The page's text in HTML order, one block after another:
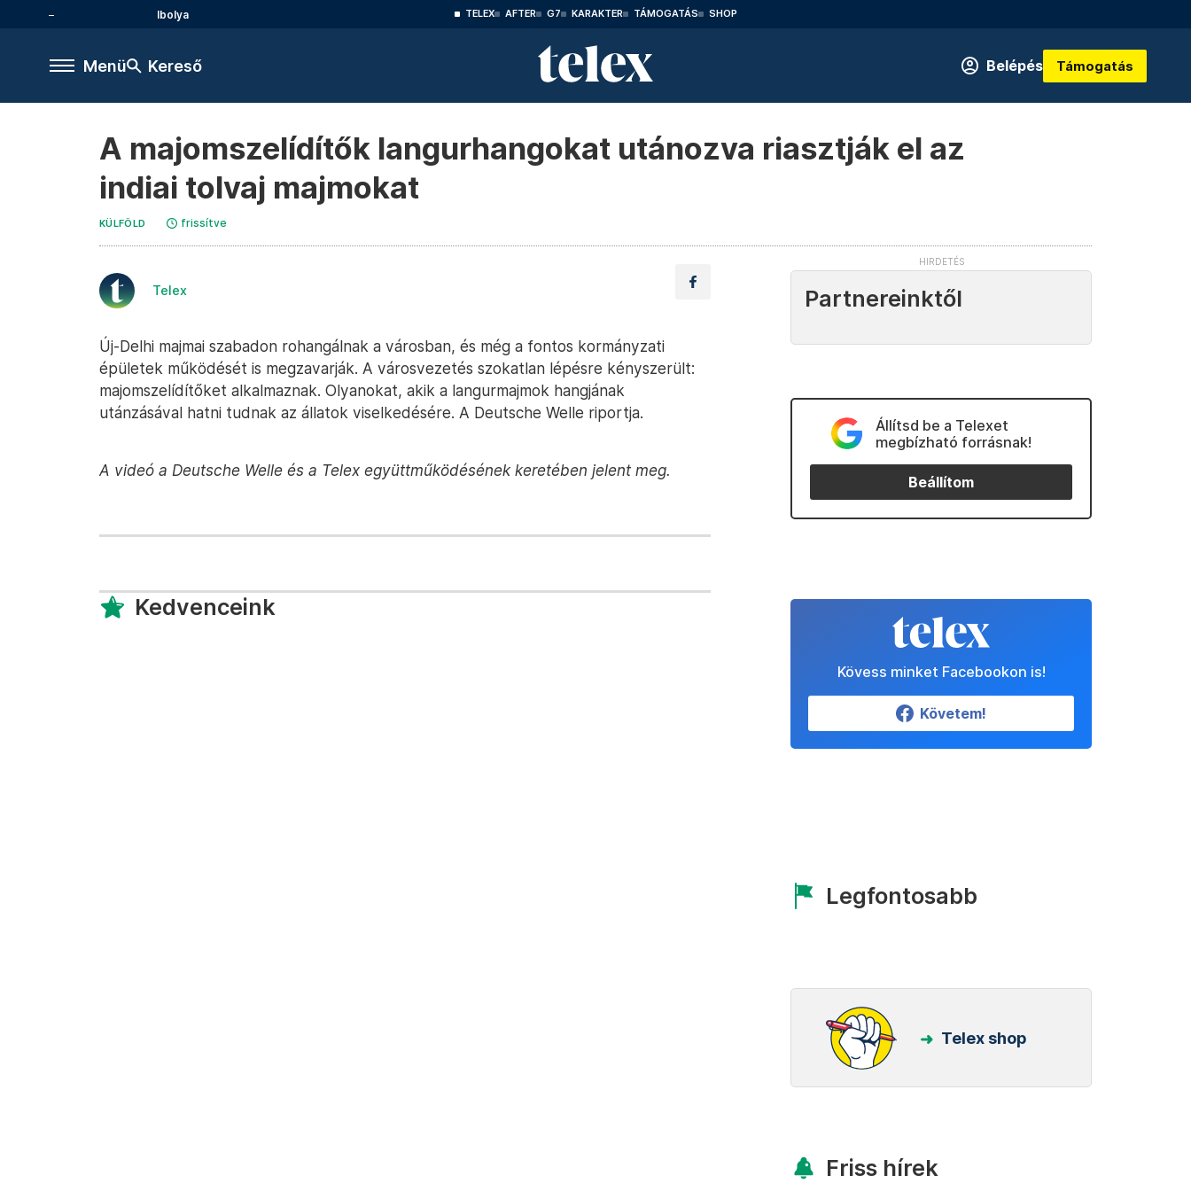
Ibolya TELEX AFTER G7 KARAKTER TÁMOGATÁS SHOP
Menü Kereső Belépés Támogatás
A majomszelídítők langurhangokat utánozva riasztják el az
indiai tolvaj majmokat
KÜLFÖLD frissítve
Telex
Új-Delhi majmai szabadon rohangálnak a városban, és még a fontos kormányzati
épületek működését is megzavarják. A városvezetés szokatlan lépésre kényszerült:
majomszelídítőket alkalmaznak. Olyanokat, akik a langurmajmok hangjának
utánzásával hatni tudnak az állatok viselkedésére. A Deutsche Welle riportja.
A videó a Deutsche Welle és a Telex együttműködésének keretében jelent meg.
Kedvenceink
Partnereinktől
Állítsd be a Telexet
megbízható forrásnak!
Beállítom
Kövess minket Facebookon is!
Követem!
Legfontosabb
Telex shop
Friss hírek